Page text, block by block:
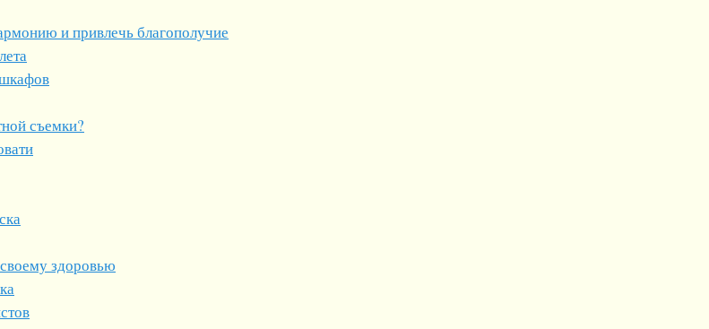
и привлечь благополучие
съемки?
здоровью